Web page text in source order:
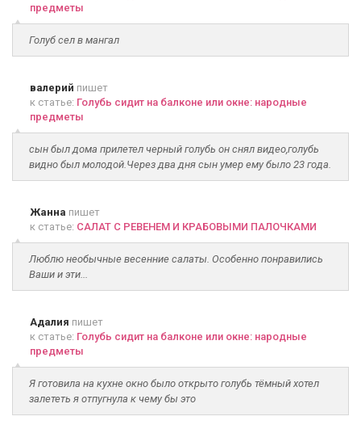
предметы
Голуб сел в мангал
валерий пишет
к статье: Голубь сидит на балконе или окне: народные
предметы
сын был дома прилетел черный голубь он снял видео,голубь
видно был молодой.Через два дня сын умер ему было 23 года.
Жанна пишет
к статье: САЛАТ С РЕВЕНЕМ И КРАБОВЫМИ ПАЛОЧКАМИ
Люблю необычные весенние салаты. Особенно понравились
Ваши и эти...
Адалия пишет
к статье: Голубь сидит на балконе или окне: народные
предметы
Я готовила на кухне окно было открыто голубь тёмный хотел
залететь я отпугнула к чему бы это